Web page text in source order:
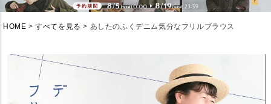
HOME すべてを見る あしたのふくデニム気分なフリルブラウス